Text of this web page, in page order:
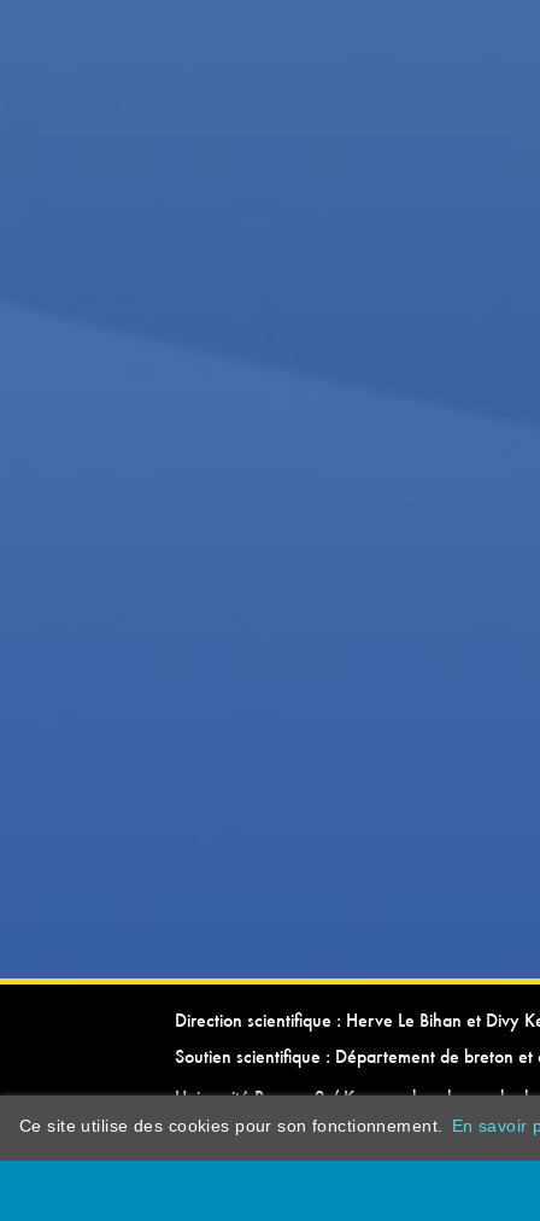
Direction scientifique : Herve Le Bihan et Divy
Soutien scientifique : Département de breton et
Université Rennes 2 / Kevrenn brezhoneg ha
Ce site utilise des cookies pour son fonctionnement. En savoir